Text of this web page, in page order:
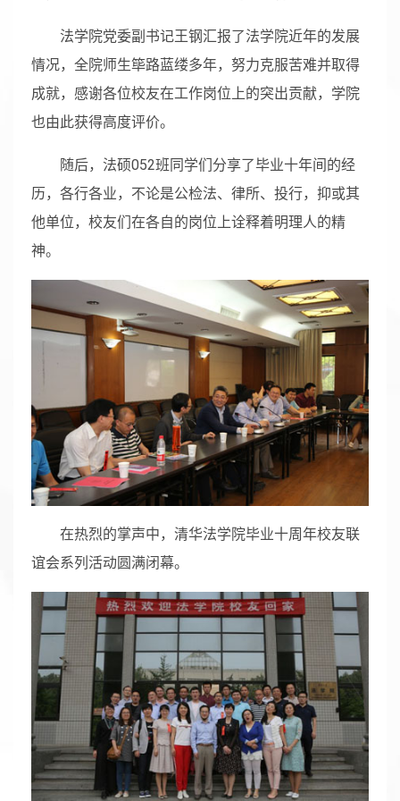
法学院党委副书记王钢汇报了法学院近年的发展
情况，全院师生筚路蓝缕多年，努力克服苦难并取得
成就，感谢各位校友在工作岗位上的突出贡献，学院
也由此获得高度评价。
随后，法硕052班同学们分享了毕业十年间的经
历，各行各业，不论是公检法、律所、投行，抑或其
他单位，校友们在各自的岗位上诠释着明理人的精
神。
在热烈的掌声中，清华法学院毕业十周年校友联
谊会系列活动圆满闭幕。